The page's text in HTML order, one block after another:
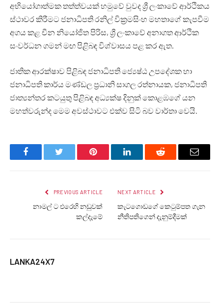
අභියෝගාත්මක තත්ත්වයක් හමුවේ වුවද ශ්‍රී ලංකාවේ ආර්ථිකය
ස්ථාවර කිරීමට ජනාධිපති රනිල් වික්‍රමසිංහ මහතාගේ කැපවීම
අගය කළ චීන නියෝජිත පිරිස, ශ්‍රී ලංකාවේ අනාගත ආර්ථික
සංවර්ධන ගමන් මඟ පිළිබඳ විශ්වාසය පළ කර ඇත.
ජාතික ආරක්ෂාව පිළිබඳ ජනාධිපති ජ්‍යෙෂ්ඨ උපදේශක හා
ජනාධිපති කාර්ය මණ්ඩල ප්‍රධානි සාගල රත්නායක, ජනාධිපති
ජාත්‍යන්තර කටයුතු පිළිබඳ අධ්‍යක්ෂ දිනුක් කොළඹගේ යන
මහත්වරුන්ද මෙම අවස්ථාවට එක්ව සිටි බව වාර්තා වෙයි.
FacebookTwitter Pinterest LinkedInReddit Email
PREVIOUS ARTICLE
නාමල් ට එරෙහි නඩුවක්
කල්දැමේ
NEXT ARTICLE
කැටගොඩගේ කෙටුම්පත ගැන
නීතිපතිගෙන් දැනුම්දීමක්
LANKA24X7